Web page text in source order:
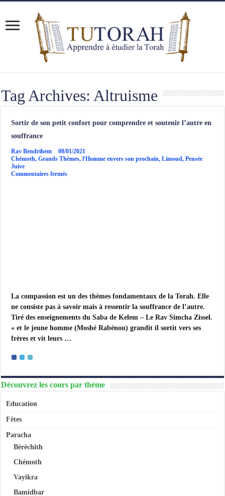
Tag Archives: Altruisme
Sortir de son petit confort pour comprendre et soutenir l’autre en
souffrance
Rav Bendrihem
08/01/2021
Chémoth,Grands Thèmes,l'Homme envers son prochain,Limoud,Pensée
Juive
Commentaires ferméssur
La compassion est un des thèmes fondamentaux de la Torah. Elle
ne consiste pas à savoir mais à ressentir la souffrance de l’autre.
Tiré des enseignements du Saba de Kelem – Le Rav Simcha Zissel.
« et le jeune homme (Moshé Rabénou) grandit il sortit vers ses
frères et vit leurs …
Découvrez les cours par thème
Education
Fêtes
Paracha
Béréchith
Chémoth
Vayikra
Bamidbar